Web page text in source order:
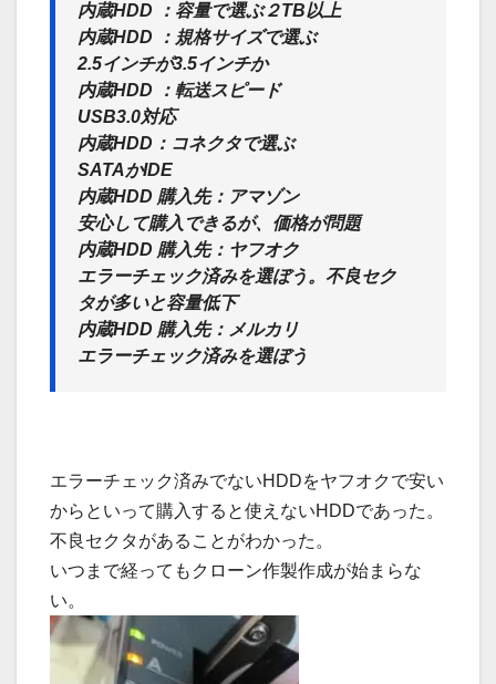
内蔵HDD ：容量で選ぶ２TB以上
内蔵HDD ：規格サイズで選ぶ
2.5インチが3.5インチか
内蔵HDD ：転送スピード
USB3.0対応
内蔵HDD：コネクタで選ぶ
SATAかIDE
内蔵HDD 購入先：アマゾン
安心して購入できるが、価格が問題
内蔵HDD 購入先：ヤフオク
エラーチェック済みを選ぼう。不良セク
タが多いと容量低下
内蔵HDD 購入先：メルカリ
エラーチェック済みを選ぼう
エラーチェック済みでないHDDをヤフオクで安い
からといって購入すると使えないHDDであった。
不良セクタがあることがわかった。
いつまで経ってもクローン作製作成が始まらな
い。